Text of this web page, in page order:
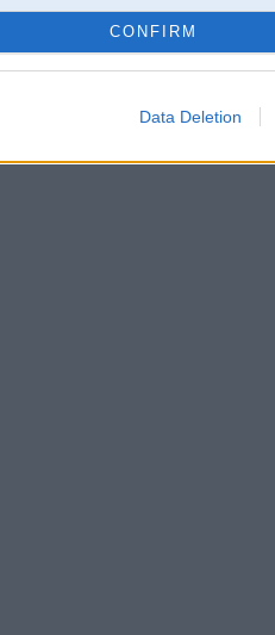
CONFIRM
Data Deletion